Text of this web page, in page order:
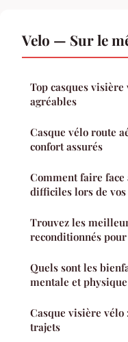
Velo — Sur le
Top casques
agréables
Casque vélo route
confort assurés
Comment faire
difficiles lors de vos
Trouvez les
reconditionnés
Quels sont les
mentale et
Casque visière
trajets